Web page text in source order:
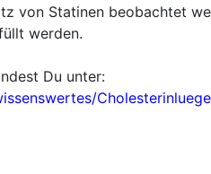
von Statinen beobachtet
werden.
Du unter: